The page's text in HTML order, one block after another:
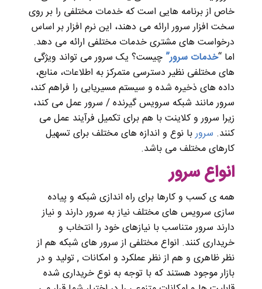
خاص از برنامه هایی است که خدمات مختلفی را بر روی
سخت افزار سرور ارائه می دهند، این نرم افزار بر اساس
درخواست های مشتری خدمات مختلفی ارائه می دهد.
اما “خدمات سرور”چیست؟ یک سرور می تواند ویژگی
های مختلفی نظیر دسترسی متمرکز به اطلاعات، منابع،
داده های ذخیره شده و سیستم مسیریابی را فراهم کند،
سرور مانند شبکه سرویس گیرنده / سرور عمل می کند،
زیرا سرور و کلاینت با هم برای تکمیل فرآیند عمل می
کنند. سروربا نوع و اندازه های مختلف برای تسهیل
کارهای مختلف می باشد.
انواع سرور
همه ی کسب و کارها برای راه اندازی شبکه و پیاده
سازی سرویس های مختلف نیاز به سرور دارند و نیاز
دارند سرور متناسب با نیازهای خود را انتخاب و
خریداری کنند. انواع مختلفی از سرور های شبکه هم از
نظر ظاهری و هم از نظر عملکرد و امکانات , تولید و در
بازار موجود هستند که با توجه به نوع خریداری شده